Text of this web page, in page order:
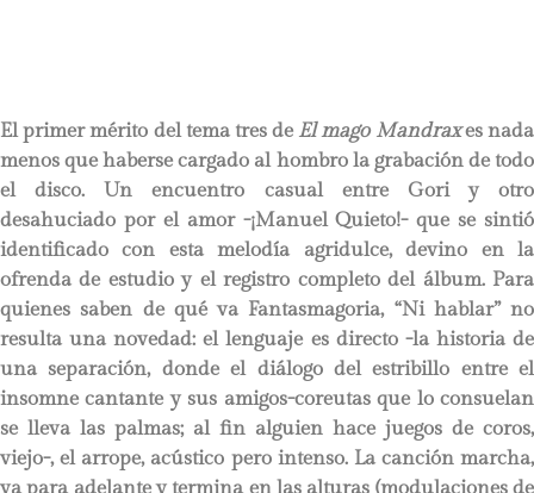
El primer mérito del tema tres de El mago Mandraxes nada
menos que haberse cargado al hombro la grabación de todo
el disco. Un encuentro casual entre Gori y otro
desahuciado por el amor -¡Manuel Quieto!- que se sintió
identificado con esta melodía agridulce, devino en la
ofrenda de estudio y el registro completo del álbum. Para
quienes saben de qué va Fantasmagoria, “Ni hablar” no
resulta una novedad: el lenguaje es directo -la historia de
una separación, donde el diálogo del estribillo entre el
insomne cantante y sus amigos-coreutas que lo consuelan
se lleva las palmas; al fin alguien hace juegos de coros,
viejo-, el arrope, acústico pero intenso. La canción marcha,